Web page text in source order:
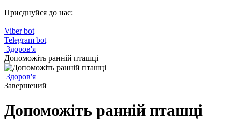
Приєднуйся до нас:
Viber bot
Telegram bot
Здоров'я
Допоможіть ранній пташці
Здоров'я
Завершений
Допоможіть ранній пташці